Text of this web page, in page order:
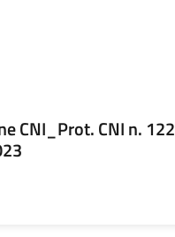
CNI_Prot. CNI n.